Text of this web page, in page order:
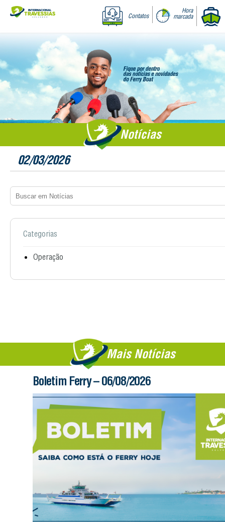
Contatos
Hora
marcada
Notícias
02/03/2026
Categorias
Operação
Mais Notícias
Boletim Ferry – 06/08/2026